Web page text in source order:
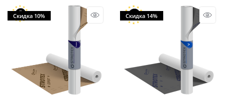
Скидка 10% Скидка 14%